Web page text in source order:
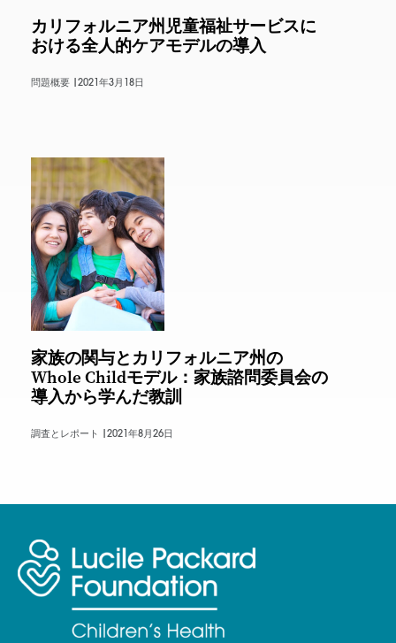
カリフォルニア州児童福祉サービスに
おける全人的ケアモデルの導入
問題概要 | 2021年3月18日
家族の関与とカリフォルニア州の
Whole Childモデル：家族諮問委員会の
導入から学んだ教訓
調査とレポート | 2021年8月26日